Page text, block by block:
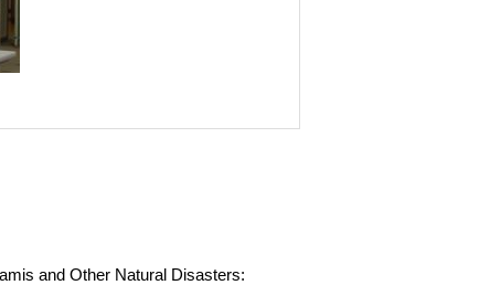
and Other Natural Disasters: